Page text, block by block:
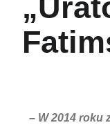
– W 2014 roku